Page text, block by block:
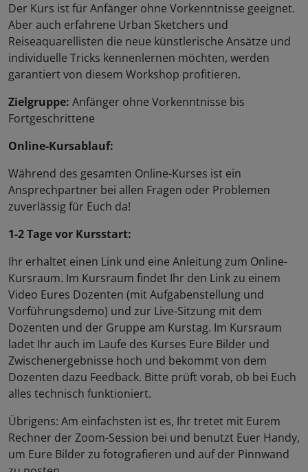
Der Kurs ist für Anfänger ohne Vorkenntnisse geeignet.
Aber auch erfahrene Urban Sketchers und
Reiseaquarellisten die neue künstlerische Ansätze und
individuelle Tricks kennenlernen möchten, werden
garantiert von diesem Workshop profitieren.
Zielgruppe: Anfänger ohne Vorkenntnisse bis
Fortgeschrittene
Online-Kursablauf:
Während des gesamten Online-Kurses ist ein
Ansprechpartner bei allen Fragen oder Problemen
zuverlässig für Euch da!
1-2 Tage vor Kursstart:
Ihr erhaltet einen Link und eine Anleitung zum Online-
Kursraum. Im Kursraum findet Ihr den Link zu einem
Video Eures Dozenten (mit Aufgabenstellung und
Vorführungsdemo) und zur Live-Sitzung mit dem
Dozenten und der Gruppe am Kurstag. Im Kursraum
ladet Ihr auch im Laufe des Kurses Eure Bilder und
Zwischenergebnisse hoch und bekommt von dem
Dozenten dazu Feedback. Bitte prüft vorab, ob bei Euch
alles technisch funktioniert.
Übrigens: Am einfachsten ist es, Ihr tretet mit Eurem
Rechner der Zoom-Session bei und benutzt Euer Handy,
um Eure Bilder zu fotografieren und auf der Pinnwand